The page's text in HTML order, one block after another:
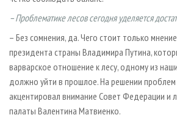
– Проблематике лесов сегодня уделяется
– Без сомнения, да. Чего стоит только
президента страны Владимира Путина,
варварское отношение к лесу, одному из
должно уйти в прошлое. На решении проблем
акцентировал внимание Совет Федерации и
палаты Валентина Матвиенко.